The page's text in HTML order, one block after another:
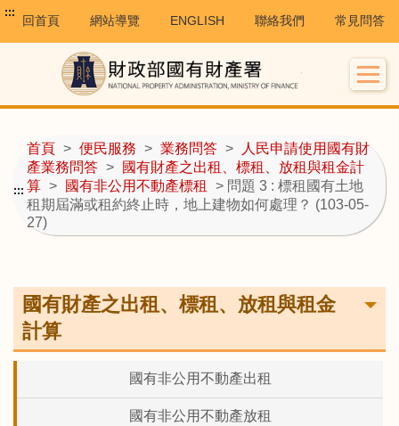
:::
回首頁 網站導覽 ENGLISH 聯絡我們 常見問答
首頁 > 便民服務 > 業務問答 >
人民申請使用國有財
產業務問答 >
國有財產之出租、標租、放租與租金計
算 > 國有非公用不動產標租
> 問題 3 : 標租國有土地
租期屆滿或租約終止時，地上建物如何處理？ (103-05-
27)
:::
國有財產之出租、標租、放租與租金
計算
國有非公用不動產出租
國有非公用不動產放租